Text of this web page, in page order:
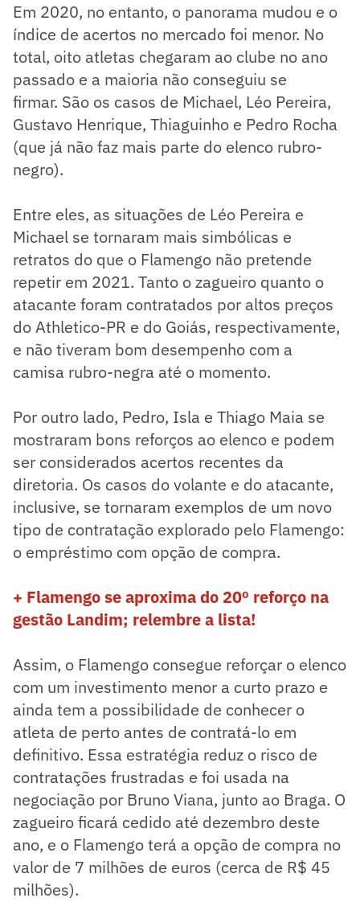
Em 2020, no entanto, o panorama mudou e o
índice de acertos no mercado foi menor. No
total, oito atletas chegaram ao clube no ano
passado e a maioria não conseguiu se
firmar. São os casos de Michael, Léo Pereira,
Gustavo Henrique, Thiaguinho e Pedro Rocha
(que já não faz mais parte do elenco rubro-
negro).
Entre eles, as situações de Léo Pereira e
Michael se tornaram mais simbólicas e
retratos do que o Flamengo não pretende
repetir em 2021. Tanto o zagueiro quanto o
atacante foram contratados por altos preços
do Athletico-PR e do Goiás, respectivamente,
e não tiveram bom desempenho com a
camisa rubro-negra até o momento.
Por outro lado, Pedro, Isla e Thiago Maia se
mostraram bons reforços ao elenco e podem
ser considerados acertos recentes da
diretoria. Os casos do volante e do atacante,
inclusive, se tornaram exemplos de um novo
tipo de contratação explorado pelo Flamengo:
o empréstimo com opção de compra.
+ Flamengo se aproxima do 20º reforço na
gestão Landim; relembre a lista!
Assim, o Flamengo consegue reforçar o elenco
com um investimento menor a curto prazo e
ainda tem a possibilidade de conhecer o
atleta de perto antes de contratá-lo em
definitivo. Essa estratégia reduz o risco de
contratações frustradas e foi usada na
negociação por Bruno Viana, junto ao Braga. O
zagueiro ficará cedido até dezembro deste
ano, e o Flamengo terá a opção de compra no
valor de 7 milhões de euros (cerca de R$ 45
milhões).